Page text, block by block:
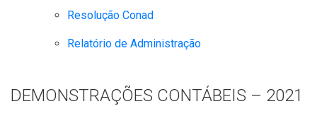
Resolução Conad
Relatório de Administração
DEMONSTRAÇÕES CONTÁBEIS – 2021